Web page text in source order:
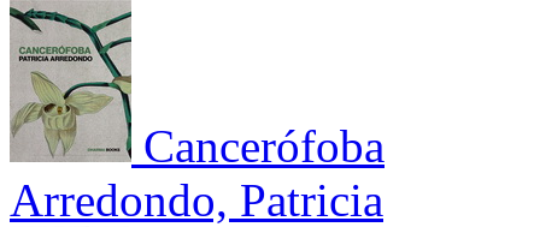
Cancerófoba
Arredondo, Patricia